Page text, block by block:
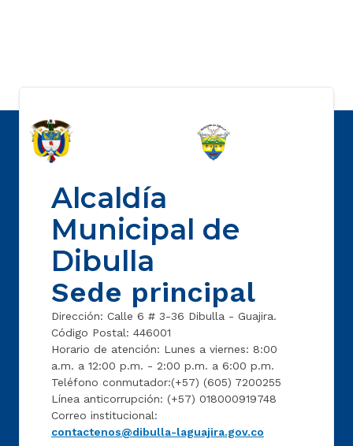
Alcaldía
Municipal de
Dibulla
Sede principal
Dirección: Calle 6 # 3-36 Dibulla - Guajira.
Código Postal: 446001
Horario de atención: Lunes a viernes: 8:00
a.m. a 12:00 p.m. - 2:00 p.m. a 6:00 p.m.
Teléfono conmutador:(+57) (605) 7200255
Línea anticorrupción: (+57) 018000919748
Correo institucional:
contactenos@dibulla-laguajira.gov.co